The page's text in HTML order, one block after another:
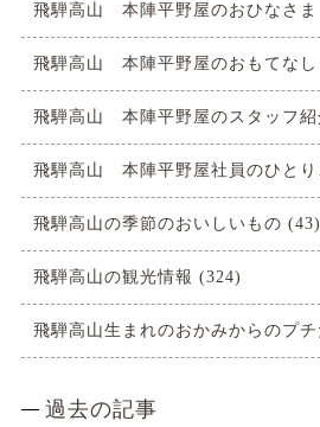
飛騨高山 本陣平野屋のおひなさま
飛騨高山 本陣平野屋のおもてなし
飛騨高山 本陣平野屋のスタッフ紹
飛騨高山 本陣平野屋社員のひとり
飛騨高山の季節のおいしいもの (43)
飛騨高山の観光情報 (324)
飛騨高山生まれのおかみからのプチ
過去の記事